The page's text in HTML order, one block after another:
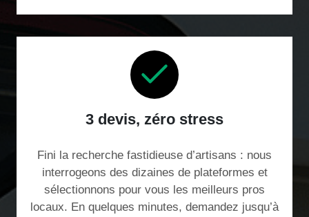
3 devis, zéro stress
Fini la recherche fastidieuse d’artisans : nous
interrogeons des dizaines de plateformes et
sélectionnons pour vous les meilleurs pros
locaux. En quelques minutes, demandez jusqu’à